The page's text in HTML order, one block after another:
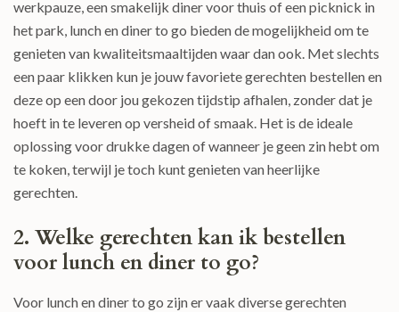
werkpauze, een smakelijk diner voor thuis of een picknick in
het park, lunch en diner to go bieden de mogelijkheid om te
genieten van kwaliteitsmaaltijden waar dan ook. Met slechts
een paar klikken kun je jouw favoriete gerechten bestellen en
deze op een door jou gekozen tijdstip afhalen, zonder dat je
hoeft in te leveren op versheid of smaak. Het is de ideale
oplossing voor drukke dagen of wanneer je geen zin hebt om
te koken, terwijl je toch kunt genieten van heerlijke
gerechten.
2. Welke gerechten kan ik bestellen
voor lunch en diner to go?
Voor lunch en diner to go zijn er vaak diverse gerechten